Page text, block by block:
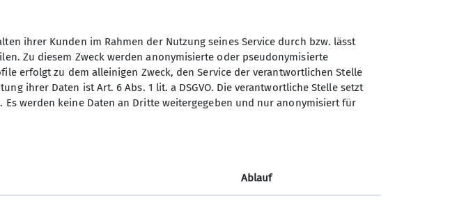
eindrücklich sichtbar, was bei allen Teilnehmern nachdenkliche
Kompetenz nach Niederbayern zurück. Der Gletscherkurs ist
Touren und Schulungen für Bergsportbegeisterte organisiert.
ihrer Kunden im Rahmen der Nutzung seines Service durch bzw. lässt
Zu diesem Zweck werden anonymisierte oder pseudonymisierte
erfolgt zu dem alleinigen Zweck, den Service der verantwortlichen Stelle
ihrer Daten ist Art. 6 Abs. 1 lit. a DSGVO. Die verantwortliche Stelle setzt
Es werden keine Daten an Dritte weitergegeben und nur anonymisiert für
Ablauf